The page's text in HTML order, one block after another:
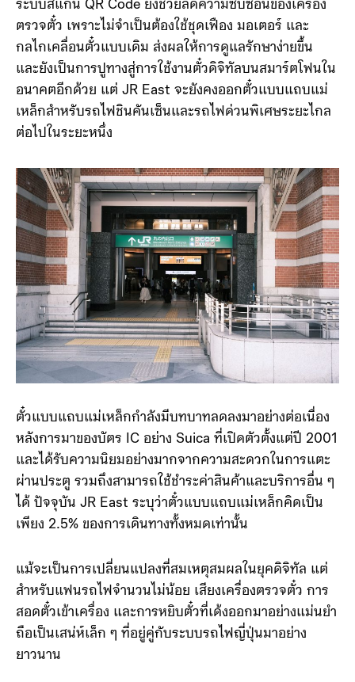
ต่อสิ่งแวดล้อมได้มากขึ้น
ระบบสแกน QR Code ยังช่วยลดความซับซ้อนของเครื่อง
ตรวจตั๋ว เพราะไม่จำเป็นต้องใช้ชุดเฟือง มอเตอร์ และ
กลไกเคลื่อนตั๋วแบบเดิม ส่งผลให้การดูแลรักษาง่ายขึ้น
และยังเป็นการปูทางสู่การใช้งานตั๋วดิจิทัลบนสมาร์ตโฟนใน
อนาคตอีกด้วย แต่ JR East จะยังคงออกตั๋วแบบแถบแม่
ต่อไปในระยะหนึ่ง
ตั๋วแบบแถบแม่เหล็กกำลังมีบทบาทลดลงมาอย่างต่อเนื่อง
หลังการมาของบัตร IC อย่าง Suica ที่เปิดตัวตั้งแต่ปี 2001
และได้รับความนิยมอย่างมากจากความสะดวกในการแตะ
ผ่านประตู รวมถึงสามารถใช้ชำระค่าสินค้าและบริการอื่น ๆ
เพียง 2.5% ของการเดินทางทั้งหมดเท่านั้น
แม้จะเป็นการเปลี่ยนแปลงที่สมเหตุสมผลในยุคดิจิทัล แต่
สำหรับแฟนรถไฟจำนวนไม่น้อย เสียงเครื่องตรวจตั๋ว การ
สอดตั๋วเข้าเครื่อง และการหยิบตั๋วที่เด้งออกมาอย่างแม่นยำ